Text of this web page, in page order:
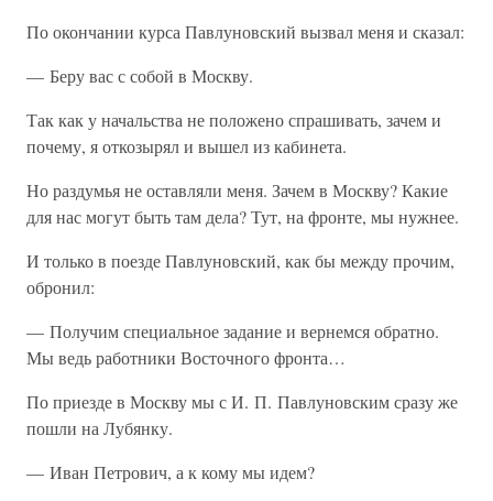
По окончании курса Павлуновский вызвал меня и сказал:
— Беру вас с собой в Москву.
Так как у начальства не положено спрашивать, зачем и
почему, я откозырял и вышел из кабинета.
Но раздумья не оставляли меня. Зачем в Москву? Какие
для нас могут быть там дела? Тут, на фронте, мы нужнее.
И только в поезде Павлуновский, как бы между прочим,
обронил:
— Получим специальное задание и вернемся обратно.
Мы ведь работники Восточного фронта…
По приезде в Москву мы с И. П. Павлуновским сразу же
пошли на Лубянку.
— Иван Петрович, а к кому мы идем?